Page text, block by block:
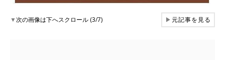
▼次の画像は下へスクロール (3/7) ▶元記事を見る